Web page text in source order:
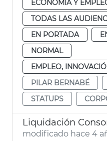
ECONOMÍA Y
TODAS LAS
EN PORTADA
NORMAL
EMPLEO,
PILAR BERNABÉ
STATUPS
Liquidación
modificado hace 4